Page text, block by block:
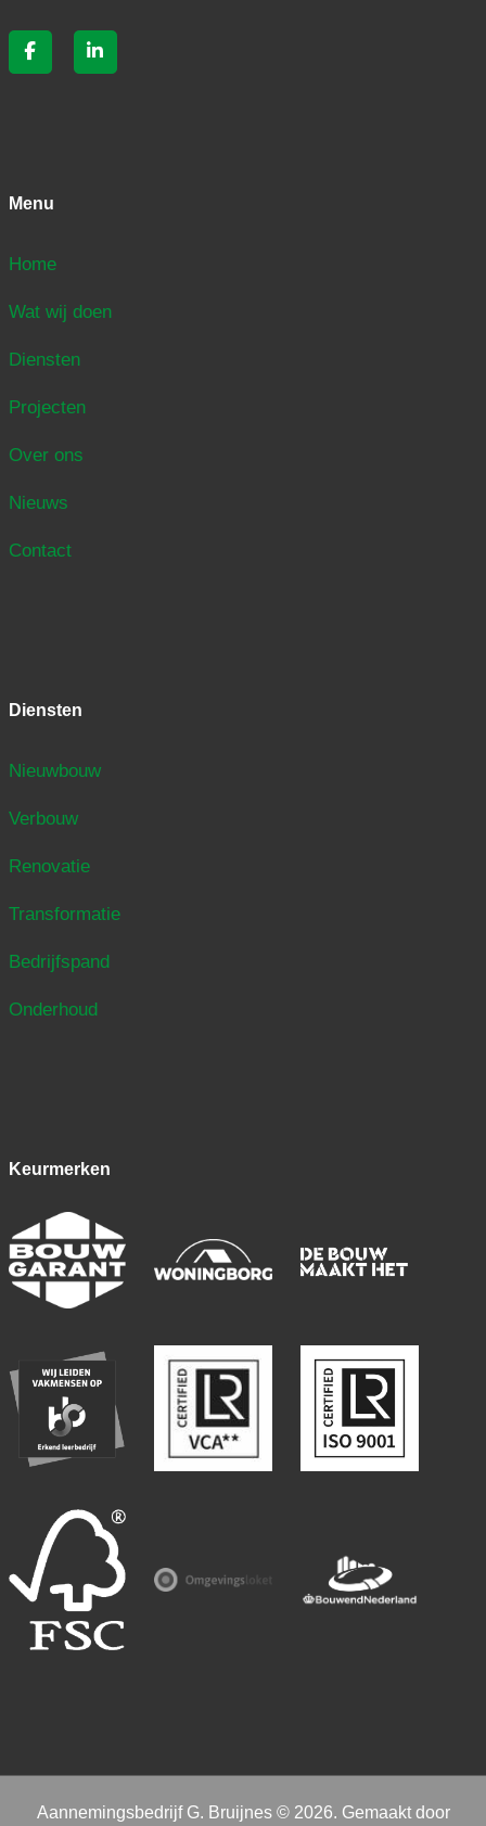
Menu
Home
Wat wij doen
Diensten
Projecten
Over ons
Nieuws
Contact
Diensten
Nieuwbouw
Verbouw
Renovatie
Transformatie
Bedrijfspand
Onderhoud
Keurmerken
Aannemingsbedrijf G. Bruijnes © 2026. Gemaakt door